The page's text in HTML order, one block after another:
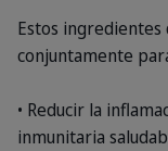
Estos ingredientes
conjuntamente
• Reducir la
inmunitaria